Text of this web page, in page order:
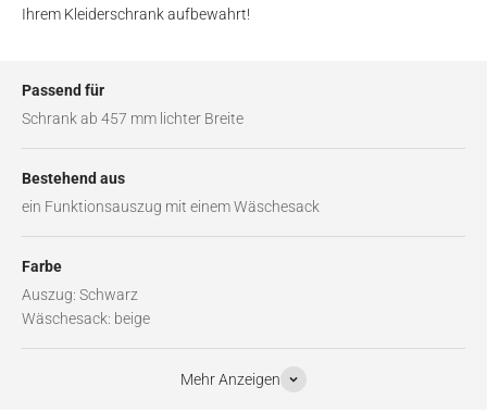
Ihrem Kleiderschrank aufbewahrt!
Passend für
Schrank ab 457 mm lichter Breite
Bestehend aus
ein Funktionsauszug mit einem Wäschesack
Farbe
Auszug: Schwarz
Wäschesack: beige
Mehr Anzeigen